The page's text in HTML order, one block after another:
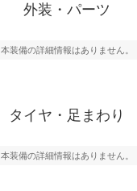
外装・パーツ
本装備の詳細情報はありません。
タイヤ・足まわり
本装備の詳細情報はありません。